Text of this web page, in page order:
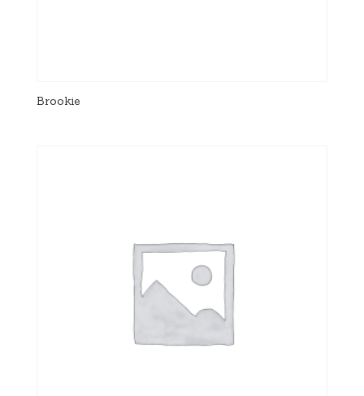
Brookie